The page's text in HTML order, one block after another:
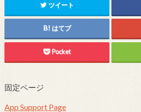
ツイート
はてブ
Pocket
固定ページ
App Support Page